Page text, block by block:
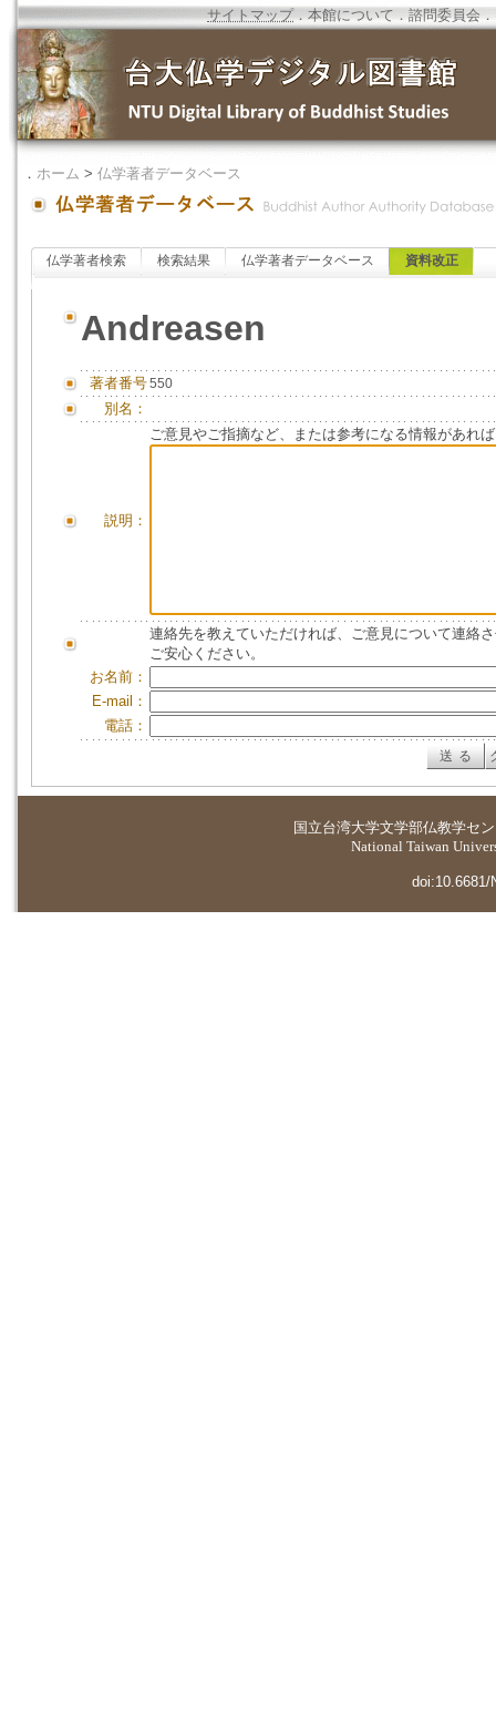
サイトマップ．本館について ．諮問委員会 ．
． ホーム > 仏学著者データベース
仏学著者検索 検索結果 仏学著者データベース 資料改正
Andreasen
著者番号550
別名：
説明：
ご意見やご指摘など、または参考になる情報があれ
連絡先を教えていただければ、ご意見について連絡
ご安心ください。
お名前：
E-mail：
電話：
国立台湾大学文学部仏教学セ
National Taiwan
doi:10.6681/